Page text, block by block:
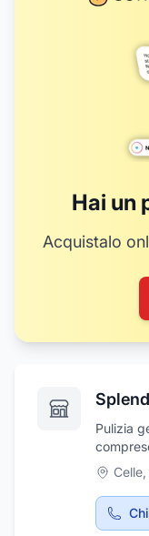
Hai un
Acquistalo
Pulizia
privati,